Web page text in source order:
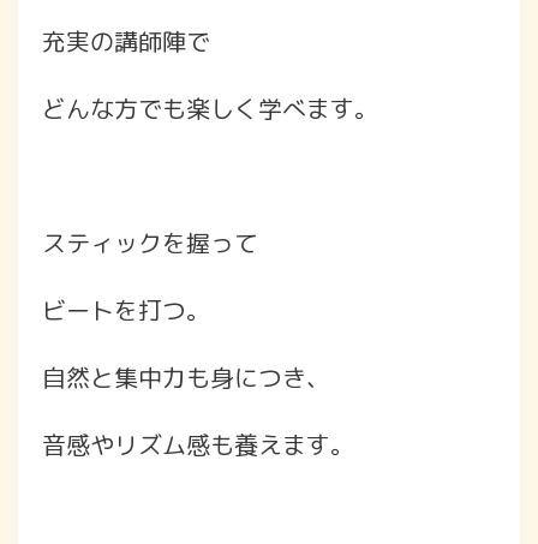
充実の講師陣で
どんな方でも楽しく学べます。
スティックを握って
ビートを打つ。
自然と集中力も身につき、
音感やリズム感も養えます。